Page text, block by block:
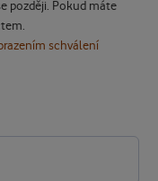
později. Pokud máte
schválení